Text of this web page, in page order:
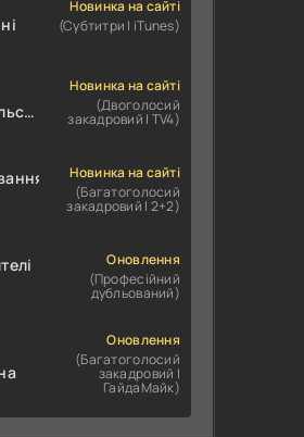
Новинка на сайті
(Субтитри | iTunes)
Новинка на сайті
(Двоголосий
закадровий | TV4)
Новинка на сайті
(Багатоголосий
закадровий | 2+2)
Оновлення
(Професійний
дубльований)
Оновлення
(Багатоголосий
закадровий |
ГайдаМайк)